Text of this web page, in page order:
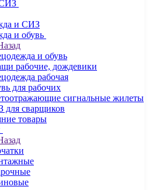
и СИЗ
и обувь
и обувь
рабочие, дождевики
рабочая
для рабочих
сигнальные жилеты
для сварщиков
товары